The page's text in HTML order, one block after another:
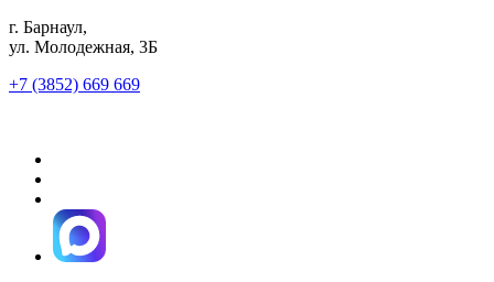
г. Барнаул,
ул. Молодежная, 3Б
+7 (3852) 669 669